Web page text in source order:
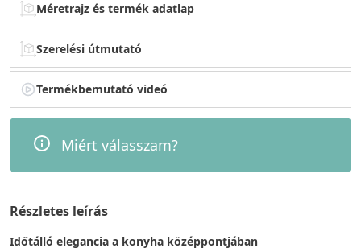
Méretrajz és termék adatlap
Szerelési útmutató
Termékbemutató videó
Miért válasszam?
Részletes leírás
Időtálló elegancia a konyha középpontjában